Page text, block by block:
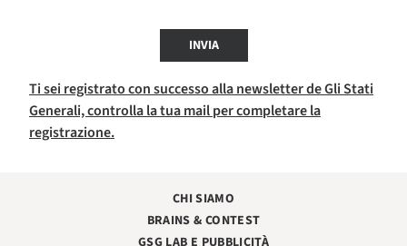
INVIA
Ti sei registrato con successo alla newsletter de Gli Stati
Generali, controlla la tua mail per completare la
registrazione.
CHI SIAMO
BRAINS & CONTEST